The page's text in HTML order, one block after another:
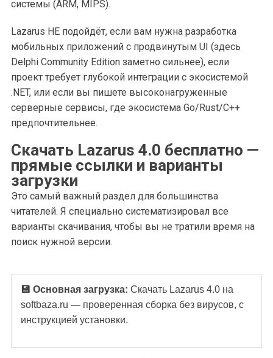
системы (ARM, MIPS).
Lazarus НЕ подойдёт, если вам нужна разработка
мобильных приложений с продвинутым UI (здесь
Delphi Community Edition заметно сильнее), если
проект требует глубокой интеграции с экосистемой
.NET, или если вы пишете высоконагруженные
серверные сервисы, где экосистема Go/Rust/C++
предпочтительнее.
Скачать Lazarus 4.0 бесплатно —
прямые ссылки и варианты
загрузки
Это самый важный раздел для большинства
читателей. Я специально систематизировал все
варианты скачивания, чтобы вы не тратили время на
поиск нужной версии.
💾 Основная загрузка: Скачать Lazarus 4.0 на
softbaza.ru — проверенная сборка без вирусов, с
инструкцией установки.